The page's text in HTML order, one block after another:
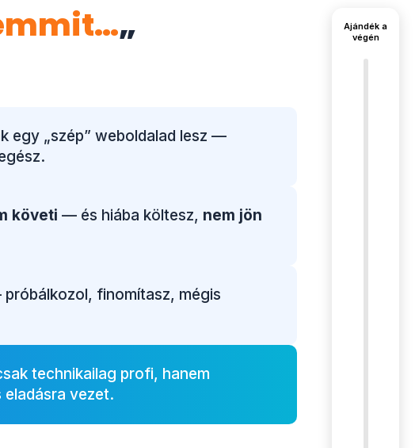
„
egy „szép” weboldalad lesz —
követi — és hiába költesz, nem jön
finomítasz, mégis
technikailag profi, hanem
eladásra vezet.
Ajándék a
végén